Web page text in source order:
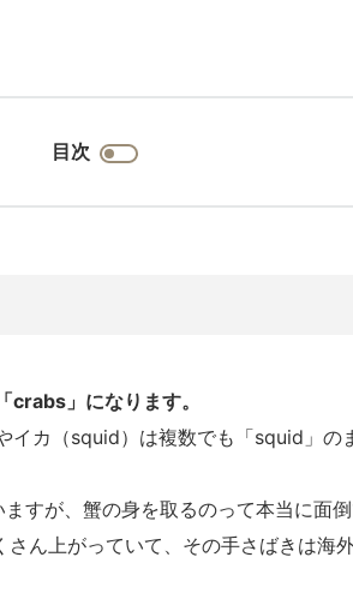
目次
「crabs」 になります。
イカ（squid）は複数でも「squid」の
すが、蟹の身を取るのって本当に面
ん上がっていて、その手さばきは海